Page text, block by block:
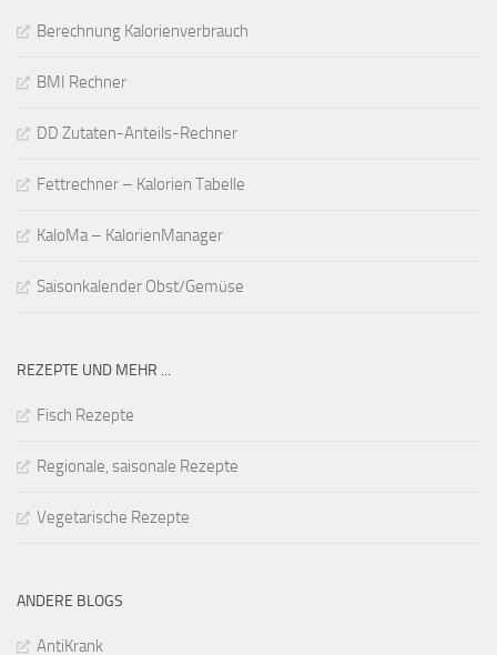
Berechnung Kalorienverbrauch
BMI Rechner
DD Zutaten-Anteils-Rechner
Fettrechner – Kalorien Tabelle
KaloMa – KalorienManager
Saisonkalender Obst/Gemüse
REZEPTE UND MEHR ...
Fisch Rezepte
Regionale, saisonale Rezepte
Vegetarische Rezepte
ANDERE BLOGS
AntiKrank